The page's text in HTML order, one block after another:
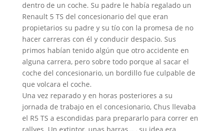
dentro de un coche. Su padre le había regalado un
Renault 5 TS del concesionario del que eran
propietarios su padre y su tío con la promesa de no
hacer carreras con él y conducir despacio. Sus
primos habían tenido algún que otro accidente en
alguna carrera, pero sobre todo porque al sacar el
coche del concesionario, un bordillo fue culpable de
que volcara el coche.
Una vez reparado y en horas posteriores a su
jornada de trabajo en el concesionario, Chus llevaba
el R5 TS a escondidas para prepararlo para correr en